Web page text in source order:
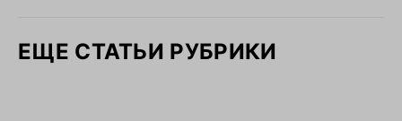
ЕЩЕ СТАТЬИ РУБРИКИ